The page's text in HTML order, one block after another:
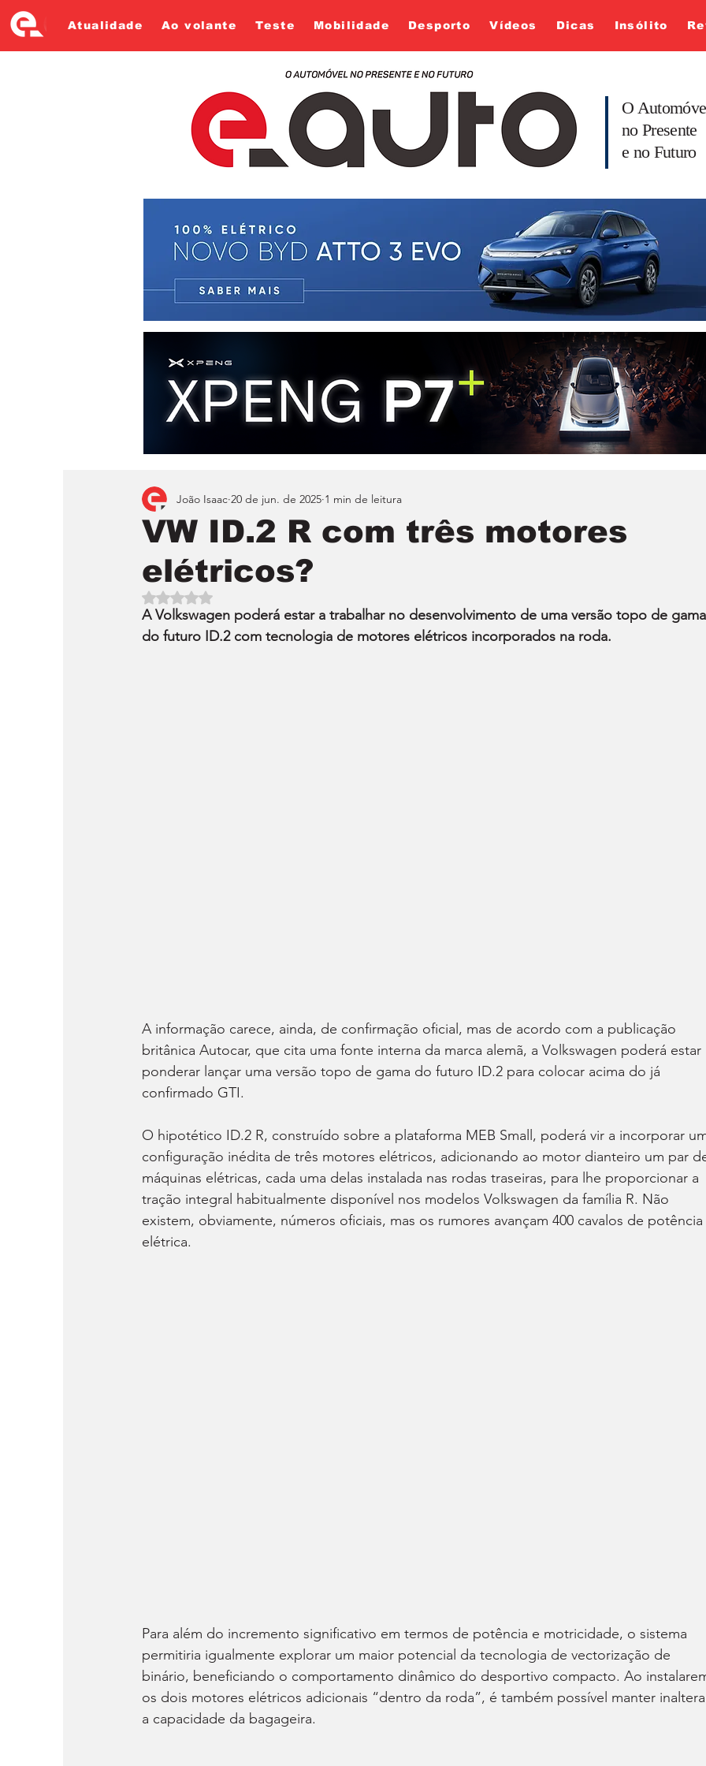
Atualidade Ao volante Teste Mobilidade Desporto Vídeos Dicas Insólito
O
no Presente
e no Futuro
VW ID.2 R com três motores
elétricos?
João Isaac 20 de jun. de 2025 1 min de leitura
Avaliado com NaN de 5 estrelas.
A Volkswagen poderá estar a trabalhar no desenvolvimento de uma versão topo de
do futuro ID.2 com tecnologia de motores elétricos incorporados na roda.
A informação carece, ainda, de confirmação oficial, mas de acordo com a publicação
britânica Autocar, que cita uma fonte interna da marca alemã, a Volkswagen poderá
ponderar lançar uma versão topo de gama do futuro ID.2 para colocar acima do já
confirmado GTI.
O hipotético ID.2 R, construído sobre a plataforma MEB Small, poderá vir a incorporar
configuração inédita de três motores elétricos, adicionando ao motor dianteiro um par
máquinas elétricas, cada uma delas instalada nas rodas traseiras, para lhe proporcionar a
tração integral habitualmente disponível nos modelos Volkswagen da família R. Não
existem, obviamente, números oficiais, mas os rumores avançam 400 cavalos de potência
elétrica.
Para além do incremento significativo em termos de potência e motricidade, o sistema
permitiria igualmente explorar um maior potencial da tecnologia de vectorização de
binário, beneficiando o comportamento dinâmico do desportivo compacto. Ao
os dois motores elétricos adicionais “dentro da roda”, é também possível manter
a capacidade da bagageira.